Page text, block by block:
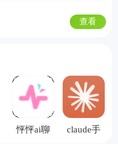
查看
怦怦ai聊
claude手